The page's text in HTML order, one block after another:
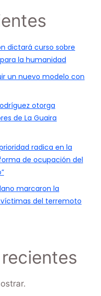
dictará curso sobre
la humanidad
un nuevo modelo con
otorga
de La Guaira
radica en la
de ocupación del
marcaron la
del terremoto